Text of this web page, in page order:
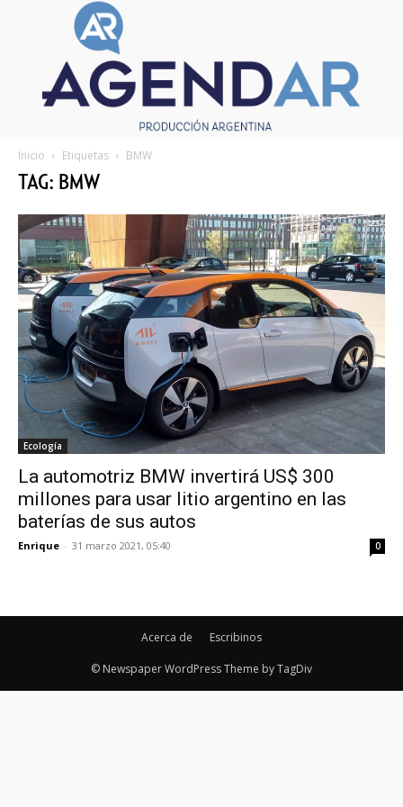
Inicio Etiquetas BMW
TAG: BMW
Ecología
La automotriz BMW invertirá US$ 300
millones para usar litio argentino en las
baterías de sus autos
Enrique - 31 marzo 2021, 05:40 0
Acerca de Escribinos
© Newspaper WordPress Theme by TagDiv